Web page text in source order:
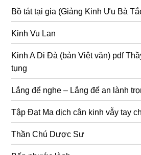
Bồ tát tại gia (Giảng Kinh Ưu Bà
Kinh Vu Lan
Kinh A Di Đà (bản Việt văn) pdf
tụng
Lắng để nghe – Lắng để an lành
Tập Đạt Ma dịch cân kinh vẫy tay
Thần Chú Dược Sư